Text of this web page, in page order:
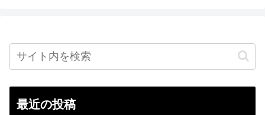
最近の投稿